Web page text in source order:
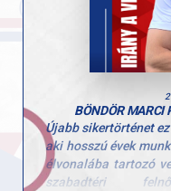
vezetősége és
eredményeket
BÖNDÖR MARCI
Újabb sikertörténet
aki hosszú évek
élvonalába tartozó
szabadtéri